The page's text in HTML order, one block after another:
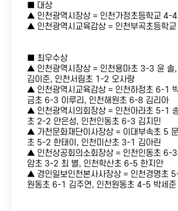
개인접수
접수확인
공지사항
자주하는 질문
■ 대상
▲ 인천광역시장상 = 인천가정초등학교 4-
▲ 인천광역시교육감상 = 인천부곡초등학
■ 최우수상
▲ 인천광역시장상 = 인천용마초 3-3 윤 솔
김이준, 인천서림초 1-2 오사랑
▲ 인천광역시교육감상 = 인천하정초 6-1
금초 6-3 이루리, 인천해원초 6-8 김리아
▲ 인천광역시의회장상 = 인천아라초 5-1
초 2-2 안은성, 인천인동초 6-3 김지민
▲ 가천문화재단이사장상 = 이대부속초 5
초 5-2 한태이, 인천미산초 3-1 김아린
▲ 인천상공회의소회장상 = 인천인동초 6-
암초 3-2 최 별, 인천학산초 6-5 한지안
▲ 경인일보인천본사사장상 = 인천경명초
원동초 6-1 김주연, 인천원동초 4-5 박세준